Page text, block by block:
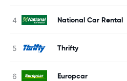
National Car Rental
Thrifty
Europcar